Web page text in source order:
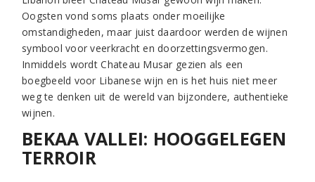
Oogsten vond soms plaats onder moeilijke
omstandigheden, maar juist daardoor werden de wijnen
symbool voor veerkracht en doorzettingsvermogen.
Inmiddels wordt Chateau Musar gezien als een
boegbeeld voor Libanese wijn en is het huis niet meer
weg te denken uit de wereld van bijzondere, authentieke
wijnen.
BEKAA VALLEI: HOOGGELEGEN
TERROIR